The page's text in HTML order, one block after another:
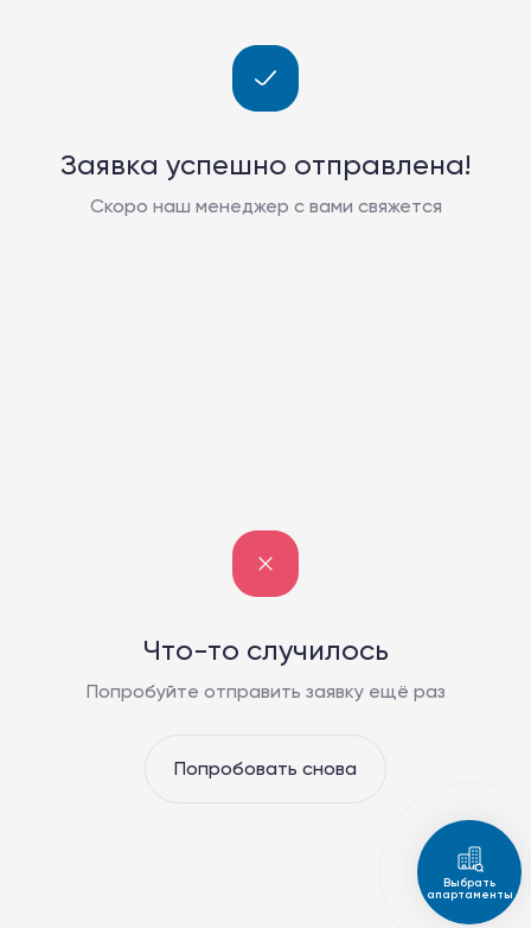
Заявка успешно отправлена!
Скоро наш менеджер с вами свяжется
Что-то случилось
Попробуйте отправить заявку ещё раз
Попробовать снова
Выбрать
апартаменты